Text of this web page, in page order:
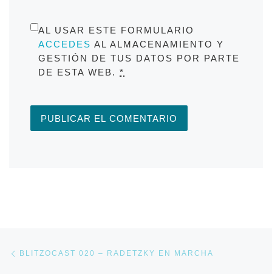
AL USAR ESTE FORMULARIO
ACCEDES AL ALMACENAMIENTO Y
GESTIÓN DE TUS DATOS POR PARTE
DE ESTA WEB. *
Navegación de entradas
BLITZOCAST 020 – RADETZKY EN MARCHA